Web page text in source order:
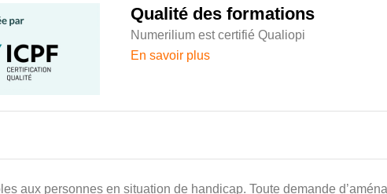
Qualité des formations
Numerilium est certifié Qualiopi
En savoir plus
aux personnes en situation de handicap. Toute demande